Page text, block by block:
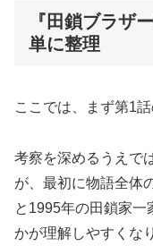
『田鎖ブラザ
単に整理
ここでは、まず第1
考察を深めるうえで
が、最初に物語全体
と1995年の田鎖家
かが理解しやすくな